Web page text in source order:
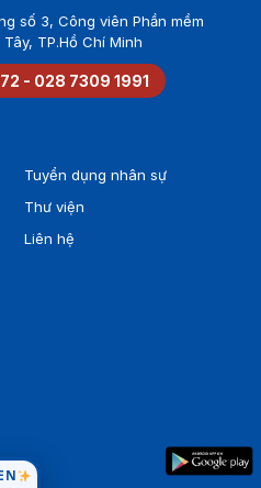
số 3, Công viên Phần mềm
TP.Hồ Chí Minh
- 028 7309 1991
Tuyển dụng nhân sự
Thư viện
Liên hệ